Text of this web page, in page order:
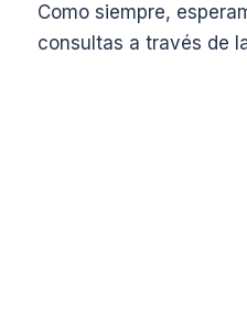
DOCENTES
Como siempre,
consultas a través de